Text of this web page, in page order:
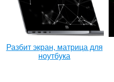
Разбит экран, матрица для
ноутбука